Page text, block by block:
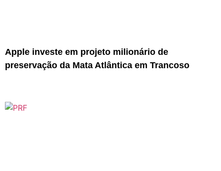
Apple investe em projeto milionário de
preservação da Mata Atlântica em Trancoso